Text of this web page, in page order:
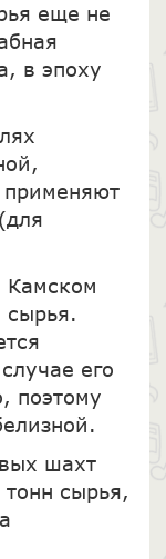
еще не
в эпоху
Камском
сырья.
его
поэтому
шахт
сырья,